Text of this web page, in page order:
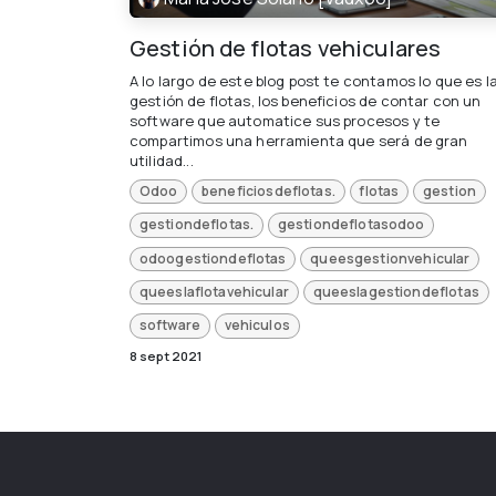
Gestión de flotas vehiculares
A lo largo de este blog post te contamos lo que es
gestión de flotas, los beneficios de contar con un
software que automatice sus procesos y te
compartimos una herramienta que será de gran
utilidad...
Odoo beneficiosdeflotas. flotas
gestion
gestiondeflotas.
gestiondeflotasodoo
odoogestiondeflotas
queesgestionvehicular
queeslaflotavehicular
queeslagestiondeflotas
software
vehiculos
8 sept 2021